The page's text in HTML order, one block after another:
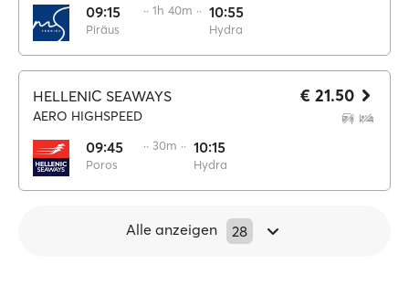
09:15
Piräus
·· 1h 40m ·· 10:55
Hydra
HELLENIC SEAWAYS
AERO HIGHSPEED
09:45
Poros
·· 30m ·· 10:15
Hydra
€ 21.50
Alle anzeigen 28